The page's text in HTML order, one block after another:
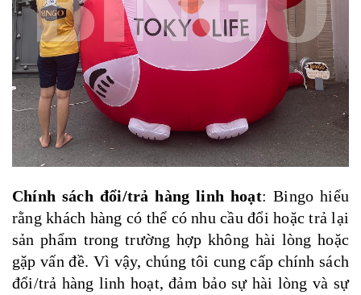
Chính sách đổi/trả hàng linh hoạt: Bingo hiểu
rằng khách hàng có thể có nhu cầu đổi hoặc trả lại
sản phẩm trong trường hợp không hài lòng hoặc
gặp vấn đề. Vì vậy, chúng tôi cung cấp chính sách
đổi/trả hàng linh hoạt, đảm bảo sự hài lòng và sự